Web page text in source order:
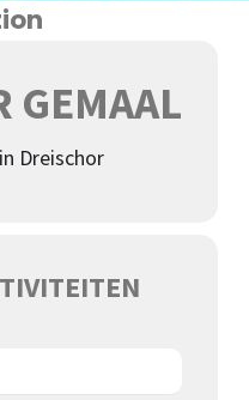
GEMAAL
Dreischor